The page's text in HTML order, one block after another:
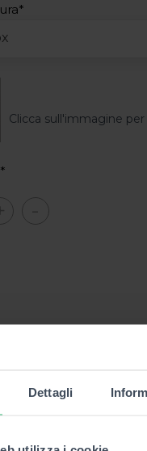
Dettagli
Clicca sull'immagine per